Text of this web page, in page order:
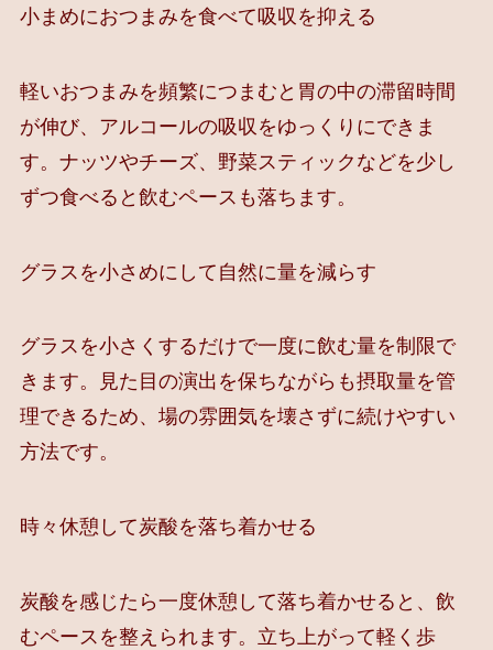
小まめにおつまみを食べて吸収を抑える
軽いおつまみを頻繁につまむと胃の中の滞留時間
が伸び、アルコールの吸収をゆっくりにできま
す。ナッツやチーズ、野菜スティックなどを少し
ずつ食べると飲むペースも落ちます。
グラスを小さめにして自然に量を減らす
グラスを小さくするだけで一度に飲む量を制限で
きます。見た目の演出を保ちながらも摂取量を管
理できるため、場の雰囲気を壊さずに続けやすい
方法です。
時々休憩して炭酸を落ち着かせる
炭酸を感じたら一度休憩して落ち着かせると、飲
むペースを整えられます。立ち上がって軽く歩